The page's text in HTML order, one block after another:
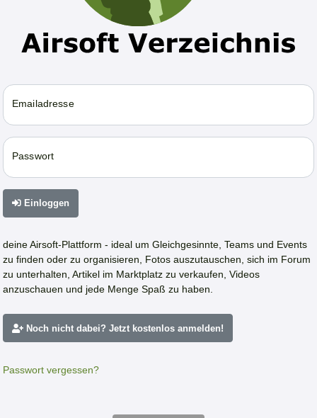
Emailadresse
Passwort
Einloggen
deine Airsoft-Plattform - ideal um Gleichgesinnte, Teams und Events
zu finden oder zu organisieren, Fotos auszutauschen, sich im Forum
zu unterhalten, Artikel im Marktplatz zu verkaufen, Videos
anzuschauen und jede Menge Spaß zu haben.
Noch nicht dabei? Jetzt kostenlos anmelden!
Passwort vergessen?